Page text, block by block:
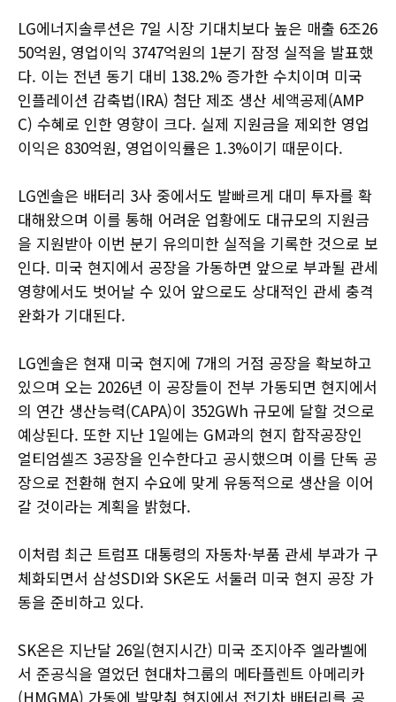
LG에너지솔루션은 7일 시장 기대치보다 높은 매출 6조26
50억원, 영업이익 3747억원의 1분기 잠정 실적을 발표했
다. 이는 전년 동기 대비 138.2% 증가한 수치이며 미국
인플레이션 감축법(IRA) 첨단 제조 생산 세액공제(AMP
C) 수혜로 인한 영향이 크다. 실제 지원금을 제외한 영업
이익은 830억원, 영업이익률은 1.3%이기 때문이다.
LG엔솔은 배터리 3사 중에서도 발빠르게 대미 투자를 확
대해왔으며 이를 통해 어려운 업황에도 대규모의 지원금
을 지원받아 이번 분기 유의미한 실적을 기록한 것으로 보
인다. 미국 현지에서 공장을 가동하면 앞으로 부과될 관세
영향에서도 벗어날 수 있어 앞으로도 상대적인 관세 충격
완화가 기대된다.
LG엔솔은 현재 미국 현지에 7개의 거점 공장을 확보하고
있으며 오는 2026년 이 공장들이 전부 가동되면 현지에서
의 연간 생산능력(CAPA)이 352GWh 규모에 달할 것으로
예상된다. 또한 지난 1일에는 GM과의 현지 합작공장인
얼티엄셀즈 3공장을 인수한다고 공시했으며 이를 단독 공
장으로 전환해 현지 수요에 맞게 유동적으로 생산을 이어
갈 것이라는 계획을 밝혔다.
이처럼 최근 트럼프 대통령의 자동차·부품 관세 부과가 구
체화되면서 삼성SDI와 SK온도 서둘러 미국 현지 공장 가
동을 준비하고 있다.
SK온은 지난달 26일(현지시간) 미국 조지아주 엘라벨에
서 준공식을 열었던 현대차그룹의 메타플렌트 아메리카
(HMGMA) 가동에 발맞춰 현지에서 전기차 배터리를 공